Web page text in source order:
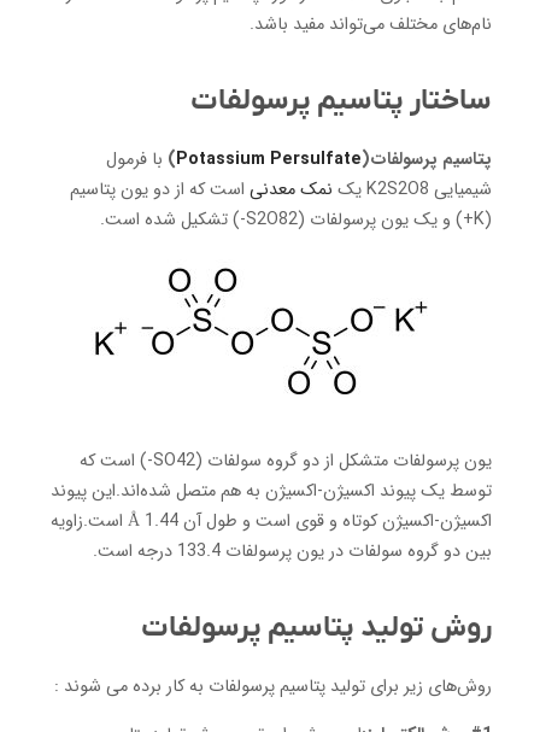
نام‌های مختلف می‌تواند مفید باشد.
ساختار پتاسیم پرسولفات
پتاسیم پرسولفات(Potassium Persulfate
) با فرمول
شیمیایی K2S2O8 یک
نمک معدنی است که از دو یون پتاسیم
(K+) و یک یون پرسولفات (S2O82-) تشکیل شده است.
یون پرسولفات متشکل از دو گروه سولفات (SO42-) است که
توسط یک پیوند اکسیژن-اکسیژن به هم متصل شده‌اند.این پیوند
اکسیژن-اکسیژن کوتاه و قوی است و طول آن 1.44 Å است.زاویه
بین دو گروه سولفات در یون پرسولفات 133.4 درجه است.
روش تولید پتاسیم پرسولفات
روش‌های زیر برای تولید پتاسیم پرسولفات به کار برده می شوند :